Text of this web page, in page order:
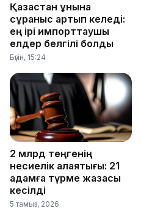
Қазақстан ұнына
сұраныс артып келеді:
ең ірі импорттаушы
елдер белгілі болды
Бүгін, 15:24
2 млрд теңгенің
несиелік алаяқтығы: 21
адамға түрме жазасы
кесілді
5 тамыз, 2026